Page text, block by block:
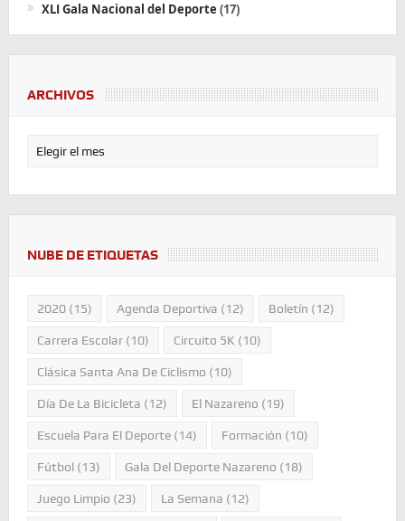
XLI Gala Nacional del Deporte (17)
ARCHIVOS
NUBE DE ETIQUETAS
2020(15) Agenda Deportiva (12) Boletín (12)
Carrera Escolar(10) Circuito 5K (10)
Clásica Santa Ana De Ciclismo (10)
Día De La Bicicleta (12) El Nazareno (19)
Escuela Para El Deporte(14) Formación (10)
Fútbol(13) Gala Del Deporte Nazareno (18)
Juego Limpio (23) La Semana (12)